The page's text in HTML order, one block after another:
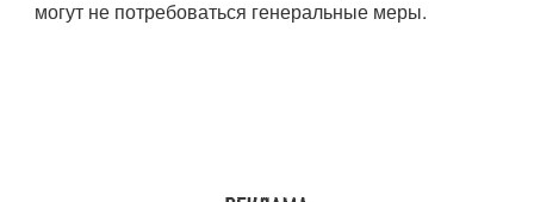
могут не потребоваться генеральные меры.